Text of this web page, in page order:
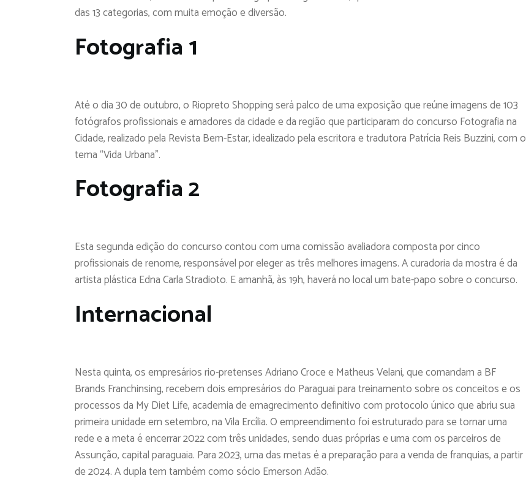
das 13 categorias, com muita emoção e diversão.
Fotografia 1
Até o dia 30 de outubro, o Riopreto Shopping será palco de uma exposição que reúne imagens de 103
fotógrafos profissionais e amadores da cidade e da região que participaram do concurso Fotografia na
Cidade, realizado pela Revista Bem-Estar, idealizado pela escritora e tradutora Patrícia Reis Buzzini, com o
tema “Vida Urbana”.
Fotografia 2
Esta segunda edição do concurso contou com uma comissão avaliadora composta por cinco
profissionais de renome, responsável por eleger as três melhores imagens. A curadoria da mostra é da
artista plástica Edna Carla Stradioto. E amanhã, às 19h, haverá no local um bate-papo sobre o concurso.
Internacional
Nesta quinta, os empresários rio-pretenses Adriano Croce e Matheus Velani, que comandam a BF
Brands Franchinsing, recebem dois empresários do Paraguai para treinamento sobre os conceitos e os
processos da My Diet Life, academia de emagrecimento definitivo com protocolo único que abriu sua
primeira unidade em setembro, na Vila Ercília. O empreendimento foi estruturado para se tornar uma
rede e a meta é encerrar 2022 com três unidades, sendo duas próprias e uma com os parceiros de
Assunção, capital paraguaia. Para 2023, uma das metas é a preparação para a venda de franquias, a partir
de 2024. A dupla tem também como sócio Emerson Adão.